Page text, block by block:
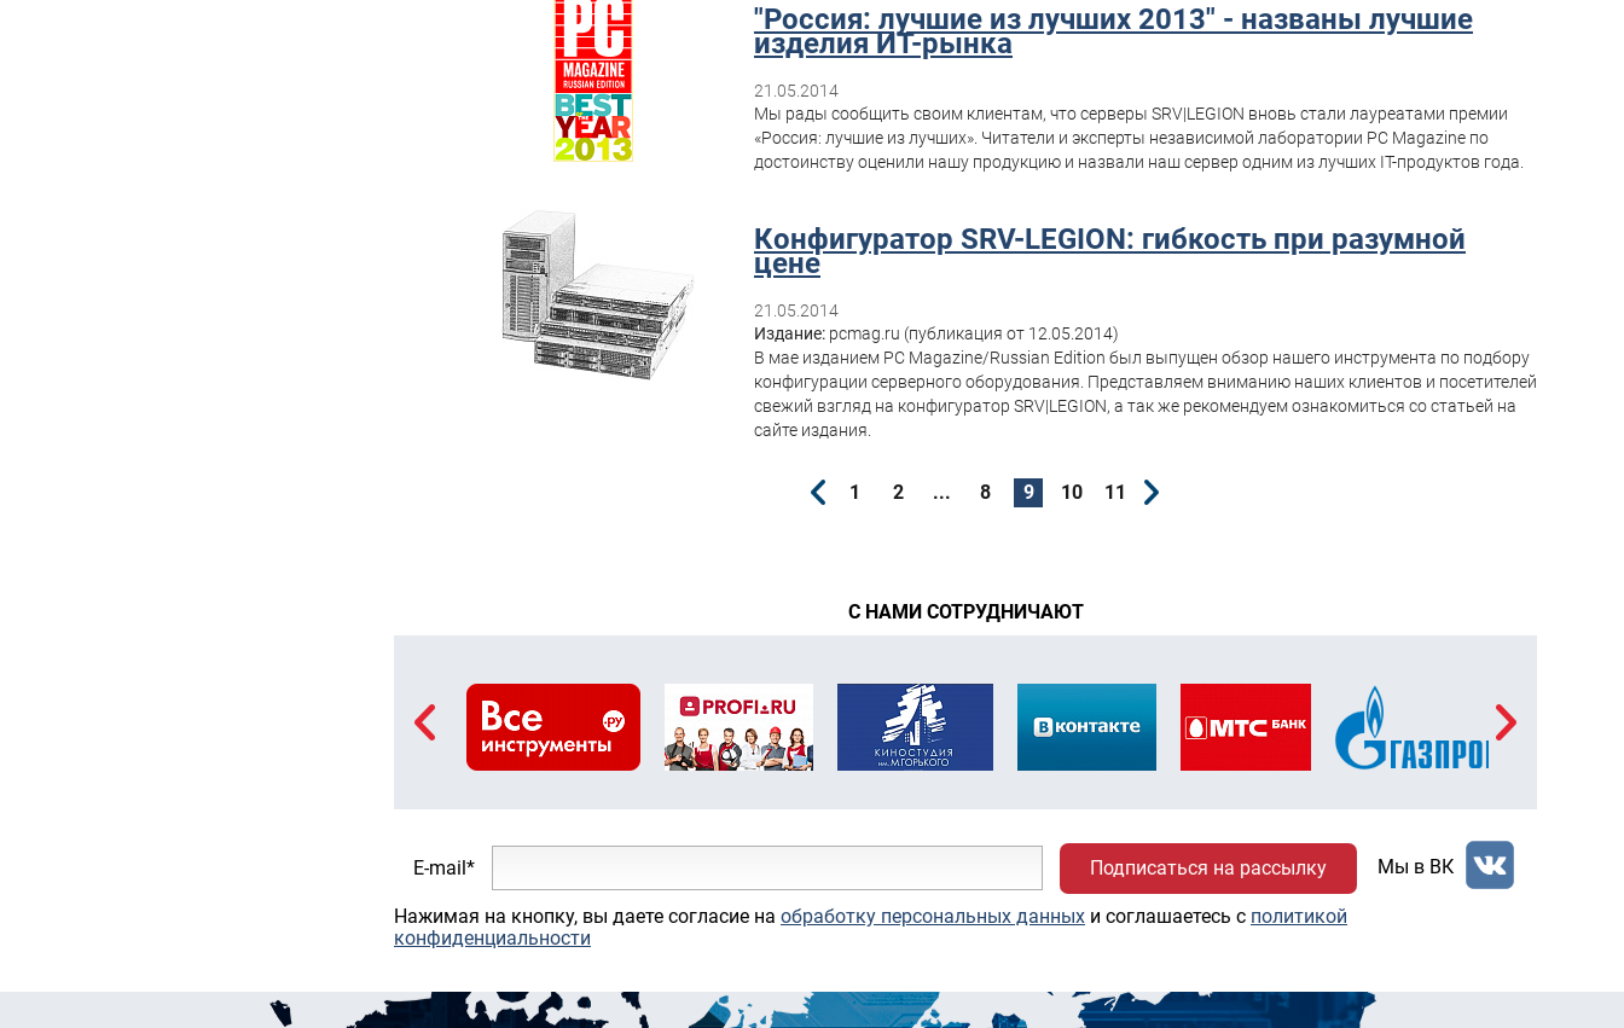
"Россия: лучшие из лучших 2013" - названы лучшие
изделия ИТ-рынка
21.05.2014
Мы рады сообщить своим клиентам, что серверы SRV|LEGION вновь стали лауреатами премии
«Россия: лучшие из лучших». Читатели и эксперты независимой лаборатории PC Magazine по
достоинству оценили нашу продукцию и назвали наш сервер одним из лучших IT-продуктов года.
Конфигуратор SRV-LEGION: гибкость при разумной
цене
21.05.2014
Издание: pcmag.ru (публикация от 12.05.2014)
В мае изданием PC Magazine/Russian Edition был выпущен обзор нашего инструмента по подбору
конфигурации серверного оборудования. Представляем вниманию наших клиентов и посетителей
свежий взгляд на конфигуратор SRV|LEGION, а так же рекомендуем ознакомиться со статьей на
сайте издания.
1 2 ... 8 9 10 11
С НАМИ СОТРУДНИЧАЮТ
E-mail*
Нажимая на кнопку, вы даете согласие на обработку персональных данных и соглашаетесь c политикой
конфиденциальности
Мы в ВК